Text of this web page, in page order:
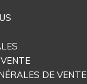
DE VENTE